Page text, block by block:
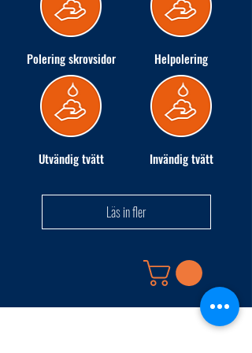
Polering skrovsidor Helpolering
Utvändig tvätt Invändig tvätt
Läs in fler